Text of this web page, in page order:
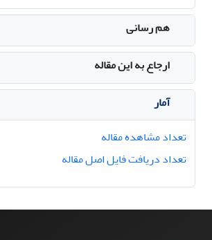
هم رسانی
ارجاع به این مقاله
آمار
تعداد مشاهده مقاله
تعداد دریافت فایل اصل مقاله